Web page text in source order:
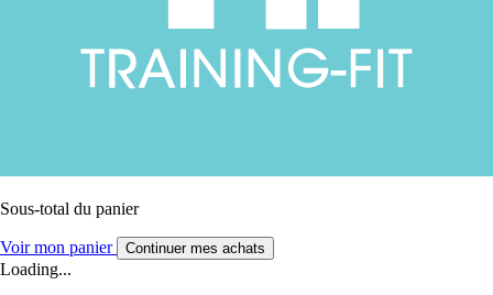
Sous-total du panier
Voir mon panier Continuer mes achats
Loading...